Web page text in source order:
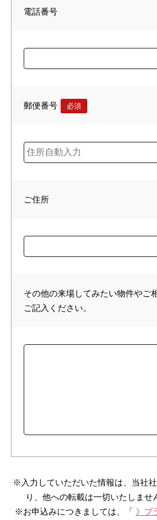
電話番号
郵便番号 必須
ご住所
その他の来場してみたい物件やご
ご記入ください。
※入力していただいた情報は、当社
り、他への転載は一切いたしませ
※お申込みにつきましては、「 》プ